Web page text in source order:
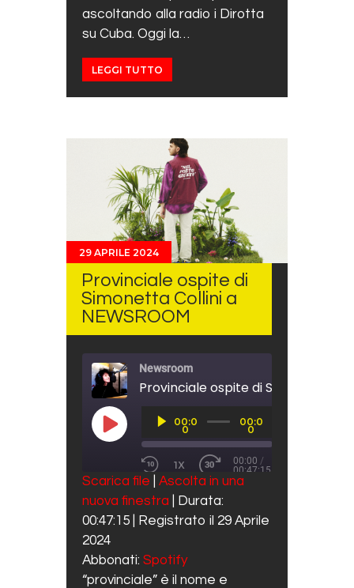
ascoltando alla radio i Dirotta
su Cuba. Oggi la…
LEGGI TUTTO
29 APRILE 2024
Provinciale ospite di
Simonetta Collini a
NEWSROOM
Newsroom
PLAY EPISODE
Player00:0
0
00:0
0
REWIND 10 SECONDS
1X
FAST FORWARD 30
00:00 /
00:47:15
SUBSCRIBE SHARE
Spotify
RSS FEED
SHARE
LINK
EMBED
Scarica file
Ascolta in una
nuova finestra
Durata:
00:47:15
Registrato il 29 Aprile
2024
Abbonati: Spotify
“provinciale” è il nome e